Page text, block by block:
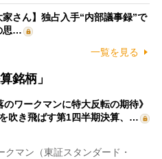
家さん】独占入手“内部議事録”で
思…
一覧を見る
銘柄」
のワークマンに特大反転の期待》
吹き飛ばす第1四半期決算、…
マン（東証スタンダード・